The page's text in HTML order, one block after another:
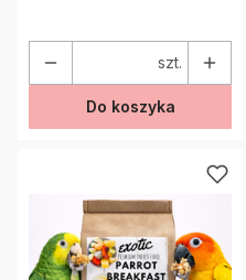
szt.
Do koszyka